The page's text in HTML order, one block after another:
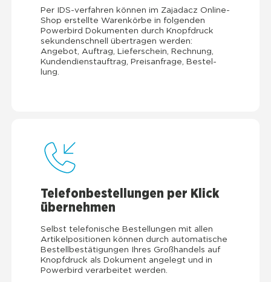
Per IDS-ver­fah­ren kön­nen im Zaja­d­acz Online-
Shop erstell­te Waren­kör­be in fol­gen­den
Power­bird Doku­men­ten durch Knopf­druck
sekun­den­schnell über­tra­gen wer­den:
Ange­bot, Auf­trag, Lie­fer­schein, Rech­nung,
Kun­den­dienst­auf­trag, Preis­an­fra­ge, Bestel­
lung.
Tele­fon­be­stel­lun­gen per Klick
über­neh­men
Selbst tele­fo­ni­sche Bestel­lun­gen mit allen
Arti­kel­po­si­tio­nen kön­nen durch auto­ma­ti­sche
Bestell­be­stä­ti­gun­gen Ihres Groß­han­dels auf
Knopf­druck als Doku­ment ange­legt und in
Power­bird ver­ar­bei­tet wer­den.